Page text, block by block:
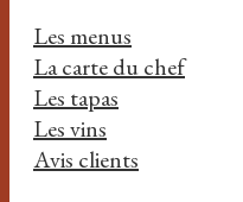
Les menus
La carte du chef
Les tapas
Les vins
Avis clients